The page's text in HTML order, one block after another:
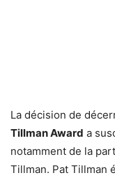
La décision de
Tillman Award a
notamment de la
Tillman. Pat Tillman